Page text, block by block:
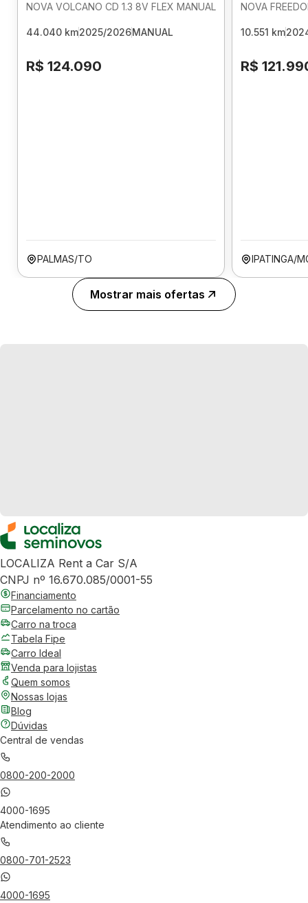
NOVA VOLCANO CD 1.3 8V FLEX MANUAL
44.040 km2025/2026MANUAL
R$ 124.090
PALMAS/TO
NOVA
10.551 km
R$
IPATINGA/
Mostrar mais ofertas
LOCALIZA Rent a Car S/A
CNPJ nº 16.670.085/0001-55
Financiamento
Parcelamento no cartão
Carro na troca
Tabela Fipe
Carro Ideal
Venda para lojistas
Quem somos
Nossas lojas
Blog
Dúvidas
Central de vendas
0800-200-2000
4000-1695
Atendimento ao cliente
0800-701-2523
4000-1695